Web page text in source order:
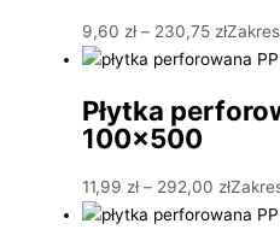
9,60 zł – 230,75 zł
Płytka
100×500
11,99 zł – 292,00 zł